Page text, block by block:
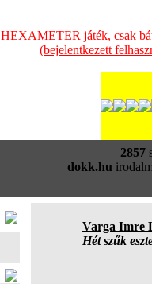
HEXAMETER játék, csak
(bejelentkezett
2857
dokk.hu
Varga Imre
Hét szűk